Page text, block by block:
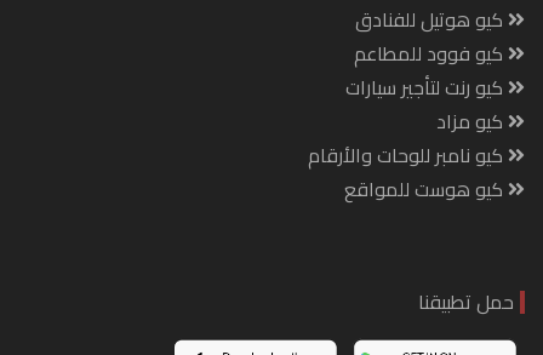
كيو هوتيل للفنادق
كيو فوود للمطاعم
كيو رنت لتأجير سيارات
كيو مزاد
كيو نامبر للوحات والأرقام
كيو هوست للمواقع
حمل تطبيقنا